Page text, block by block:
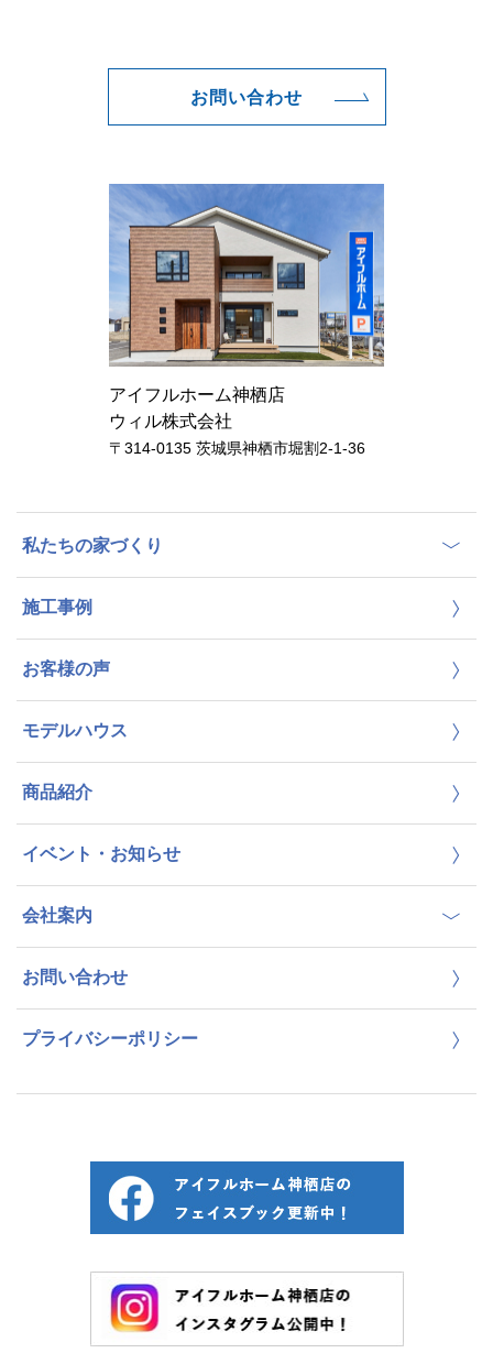
お問い合わせ
アイフルホーム神栖店
ウィル株式会社
〒314-0135 茨城県神栖市堀割2-1-36
私たちの家づくり
施工事例
お客様の声
モデルハウス
商品紹介
イベント・お知らせ
会社案内
お問い合わせ
プライバシーポリシー